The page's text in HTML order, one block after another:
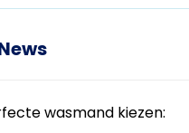
wasmand kiezen: